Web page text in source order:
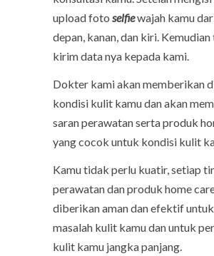
upload foto selfiewajah kamu
depan, kanan, dan kiri.
kirim data nya kepada kami.
Dokter kami akan memberikan
kondisi kulit kamu dan akan
saran perawatan serta produk
yang cocok untuk kondisi kulit
Kamu tidak perlu kuatir, setiap
perawatan dan produk home
diberikan aman dan efektif
masalah kulit kamu dan untuk
kulit kamu jangka panjang.